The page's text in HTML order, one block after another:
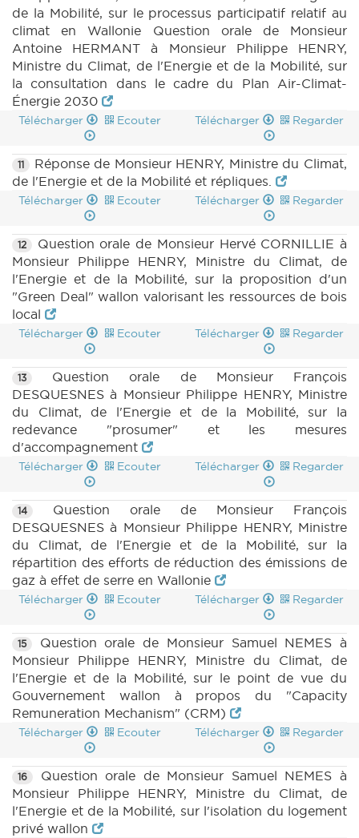
de la Mobilité, sur le processus participatif relatif au
climat en Wallonie Question orale de Monsieur
Antoine HERMANT à Monsieur Philippe HENRY,
Ministre du Climat, de l'Energie et de la Mobilité, sur
la consultation dans le cadre du Plan Air-Climat-
Énergie 2030
Télécharger Ecouter Télécharger Regarder
11
Réponse de Monsieur HENRY, Ministre du Climat,
de l'Energie et de la Mobilité et répliques.
Télécharger Ecouter Télécharger Regarder
12
Question orale de Monsieur Hervé CORNILLIE à
Monsieur Philippe HENRY, Ministre du Climat, de
l'Energie et de la Mobilité, sur la proposition d'un
"Green Deal" wallon valorisant les ressources de bois
local
Télécharger Ecouter Télécharger Regarder
13
Question orale de Monsieur François
DESQUESNES à Monsieur Philippe HENRY, Ministre
du Climat, de l'Energie et de la Mobilité, sur la
redevance "prosumer" et les mesures
d'accompagnement
Télécharger Ecouter Télécharger Regarder
14
Question orale de Monsieur François
DESQUESNES à Monsieur Philippe HENRY, Ministre
du Climat, de l'Energie et de la Mobilité, sur la
répartition des efforts de réduction des émissions de
gaz à effet de serre en Wallonie
Télécharger Ecouter Télécharger Regarder
15
Question orale de Monsieur Samuel NEMES à
Monsieur Philippe HENRY, Ministre du Climat, de
l'Energie et de la Mobilité, sur le point de vue du
Gouvernement wallon à propos du "Capacity
Remuneration Mechanism" (CRM)
Télécharger Ecouter Télécharger Regarder
16
Question orale de Monsieur Samuel NEMES à
Monsieur Philippe HENRY, Ministre du Climat, de
l'Energie et de la Mobilité, sur l'isolation du logement
privé wallon